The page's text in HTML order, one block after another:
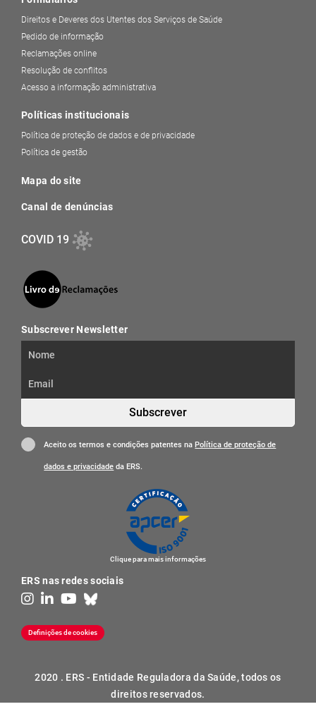
Direitos e Deveres dos Utentes dos Serviços de Saúde
Pedido de informação
Reclamações online
Resolução de conflitos
Acesso a informação administrativa
Políticas institucionais
Política de proteção de dados e de privacidade
Política de gestão
Mapa do site
Canal de denúncias
COVID 19
Subscrever Newsletter
Subscrever
Aceito os termos e condições patentes na Política de proteção de
dados e privacidade da ERS.
Clique para mais informações
ERS nas redes sociais
Definições de cookies
2020 . ERS - Entidade Reguladora da Saúde, todos os
direitos reservados.